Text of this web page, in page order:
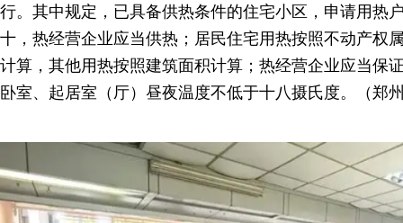
行。其中规定，已具备供热条件的住宅小区，申请用热
十，热经营企业应当供热；居民住宅用热按照不动产权
计算，其他用热按照建筑面积计算；热经营企业应当保
卧室、起居室（厅）昼夜温度不低于十八摄氏度。（郑